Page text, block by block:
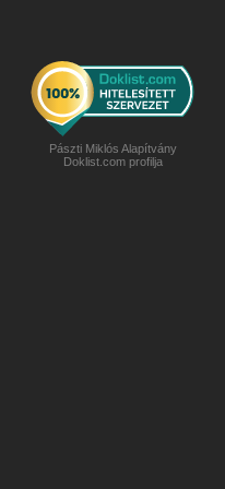
Pászti Miklós Alapítvány
Doklist.com profilja